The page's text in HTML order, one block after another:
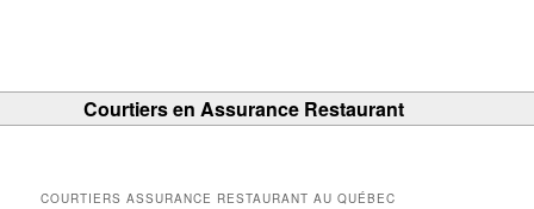
Courtiers en Assurance Restaurant
COURTIERS ASSURANCE RESTAURANT AU QUÉBEC